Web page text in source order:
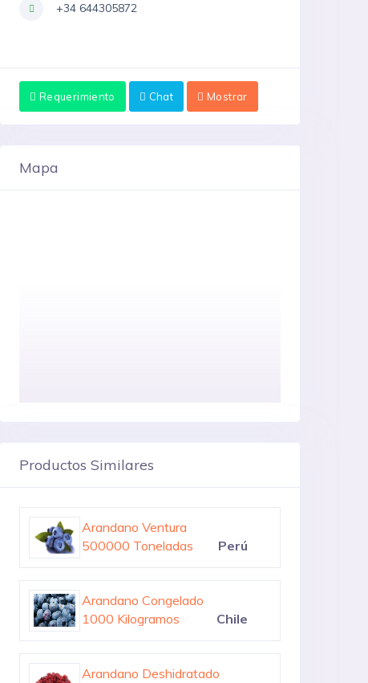
+34 644305872
Requerimiento Chat Mostrar
Mapa
Productos Similares
Arandano
400000 Toneladas
Arandano Ventura
500000 Toneladas
Perú